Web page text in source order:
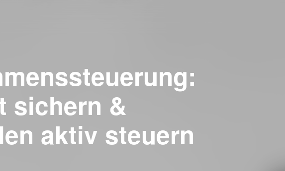
sichern &
aktiv steuern